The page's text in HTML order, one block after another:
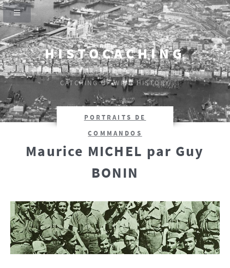
HISTOCACHING
SI CEUX-CI SE TAISENT, LES PIERRES CRIERONT.
CATCHING UP WITH HISTORY
PORTRAITS DE
COMMANDOS
Maurice MICHEL par Guy
BONIN